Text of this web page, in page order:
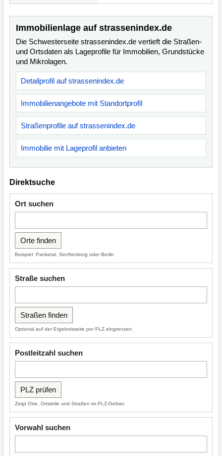
Immobilienlage auf strassenindex.de
Die Schwesterseite strassenindex.de vertieft die Straßen-
und Ortsdaten als Lageprofile für Immobilien, Grundstücke
und Mikrolagen.
Detailprofil auf strassenindex.de
Immobilienangebote mit Standortprofil
Straßenprofile auf strassenindex.de
Immobilie mit Lageprofil anbieten
Direktsuche
Ort suchen
Beispiel: Panketal, Senftenberg oder Berlin
Straße suchen
Optional auf der Ergebnisseite per PLZ eingrenzen.
Postleitzahl suchen
Zeigt Orte, Ortsteile und Straßen im PLZ-Gebiet.
Vorwahl suchen